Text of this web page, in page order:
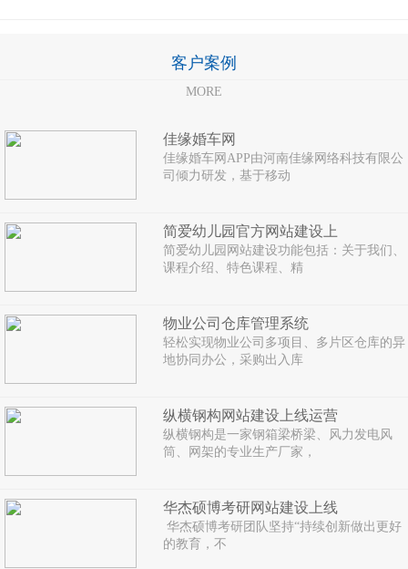
客户案例
MORE
佳缘婚车网
佳缘婚车网APP由河南佳缘网络科技有限公
司倾力研发，基于移动
简爱幼儿园官方网站建设上
简爱幼儿园网站建设功能包括：关于我们、
课程介绍、特色课程、精
物业公司仓库管理系统
轻松实现物业公司多项目、多片区仓库的异
地协同办公，采购出入库
纵横钢构网站建设上线运营
纵横钢构是一家钢箱梁桥梁、风力发电风
筒、网架的专业生产厂家，
华杰硕博考研网站建设上线
华杰硕博考研团队坚持“持续创新做出更好
的教育，不